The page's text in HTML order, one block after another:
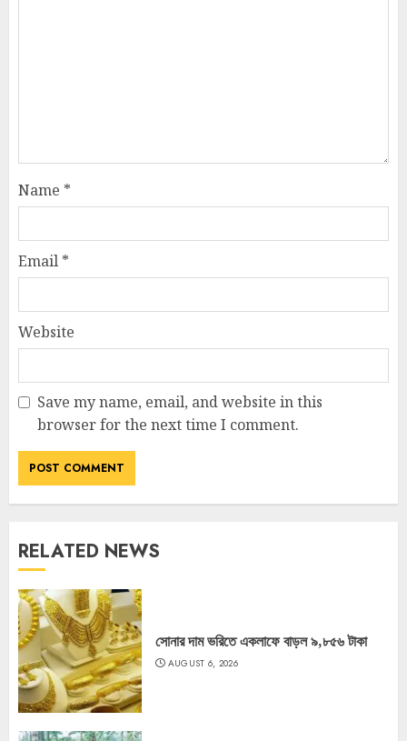
Name *
Email *
Website
Save my name, email, and website in this
browser for the next time I comment.
RELATED NEWS
সোনার দাম ভরিতে একলাফে বাড়ল ৯,৮৫৬ টাকা
AUGUST 6, 2026